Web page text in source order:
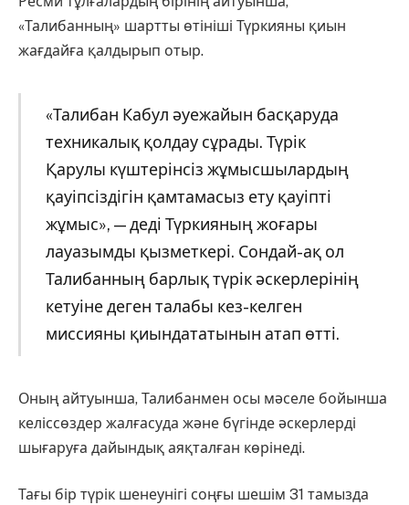
«Талибанның» шартты өтініші Түркияны қиын
жағдайға қалдырып отыр.
«Талибан Кабул әуежайын басқаруда
техникалық қолдау сұрады. Түрік
Қарулы күштерінсіз жұмысшылардың
қауіпсіздігін қамтамасыз ету қауіпті
жұмыс», — деді Түркияның жоғары
лауазымды қызметкері. Сондай-ақ ол
Талибанның барлық түрік әскерлерінің
кетуіне деген талабы кез-келген
миссияны қиындататынын атап өтті.
Оның айтуынша, Талибанмен осы мәселе бойынша
келіссөздер жалғасуда және бүгінде әскерлерді
шығаруға дайындық аяқталған көрінеді.
Тағы бір түрік шенеунігі соңғы шешім 31 тамызда